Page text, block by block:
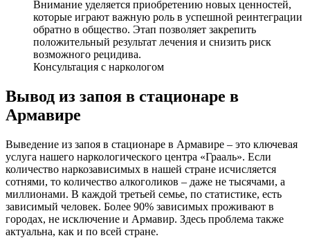
Внимание уделяется приобретению новых ценностей,
которые играют важную роль в успешной реинтеграции
обратно в общество. Этап позволяет закрепить
положительный результат лечения и снизить риск
возможного рецидива.
Консультация с наркологом
Вывод из запоя в стационаре в
Армавире
Выведение из запоя в стационаре в Армавире – это ключевая
услуга нашего наркологического центра «Грааль». Если
количество наркозависимых в нашей стране исчисляется
сотнями, то количество алкоголиков – даже не тысячами, а
миллионами. В каждой третьей семье, по статистике, есть
зависимый человек. Более 90% зависимых проживают в
городах, не исключение и Армавир. Здесь проблема также
актуальна, как и по всей стране.